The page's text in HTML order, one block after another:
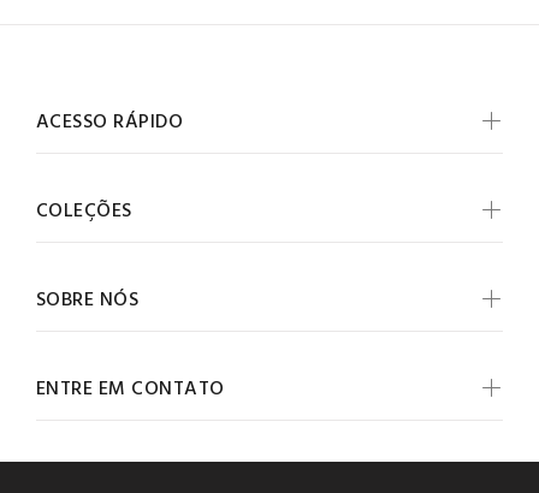
ACESSO RÁPIDO
COLEÇÕES
SOBRE NÓS
ENTRE EM CONTATO